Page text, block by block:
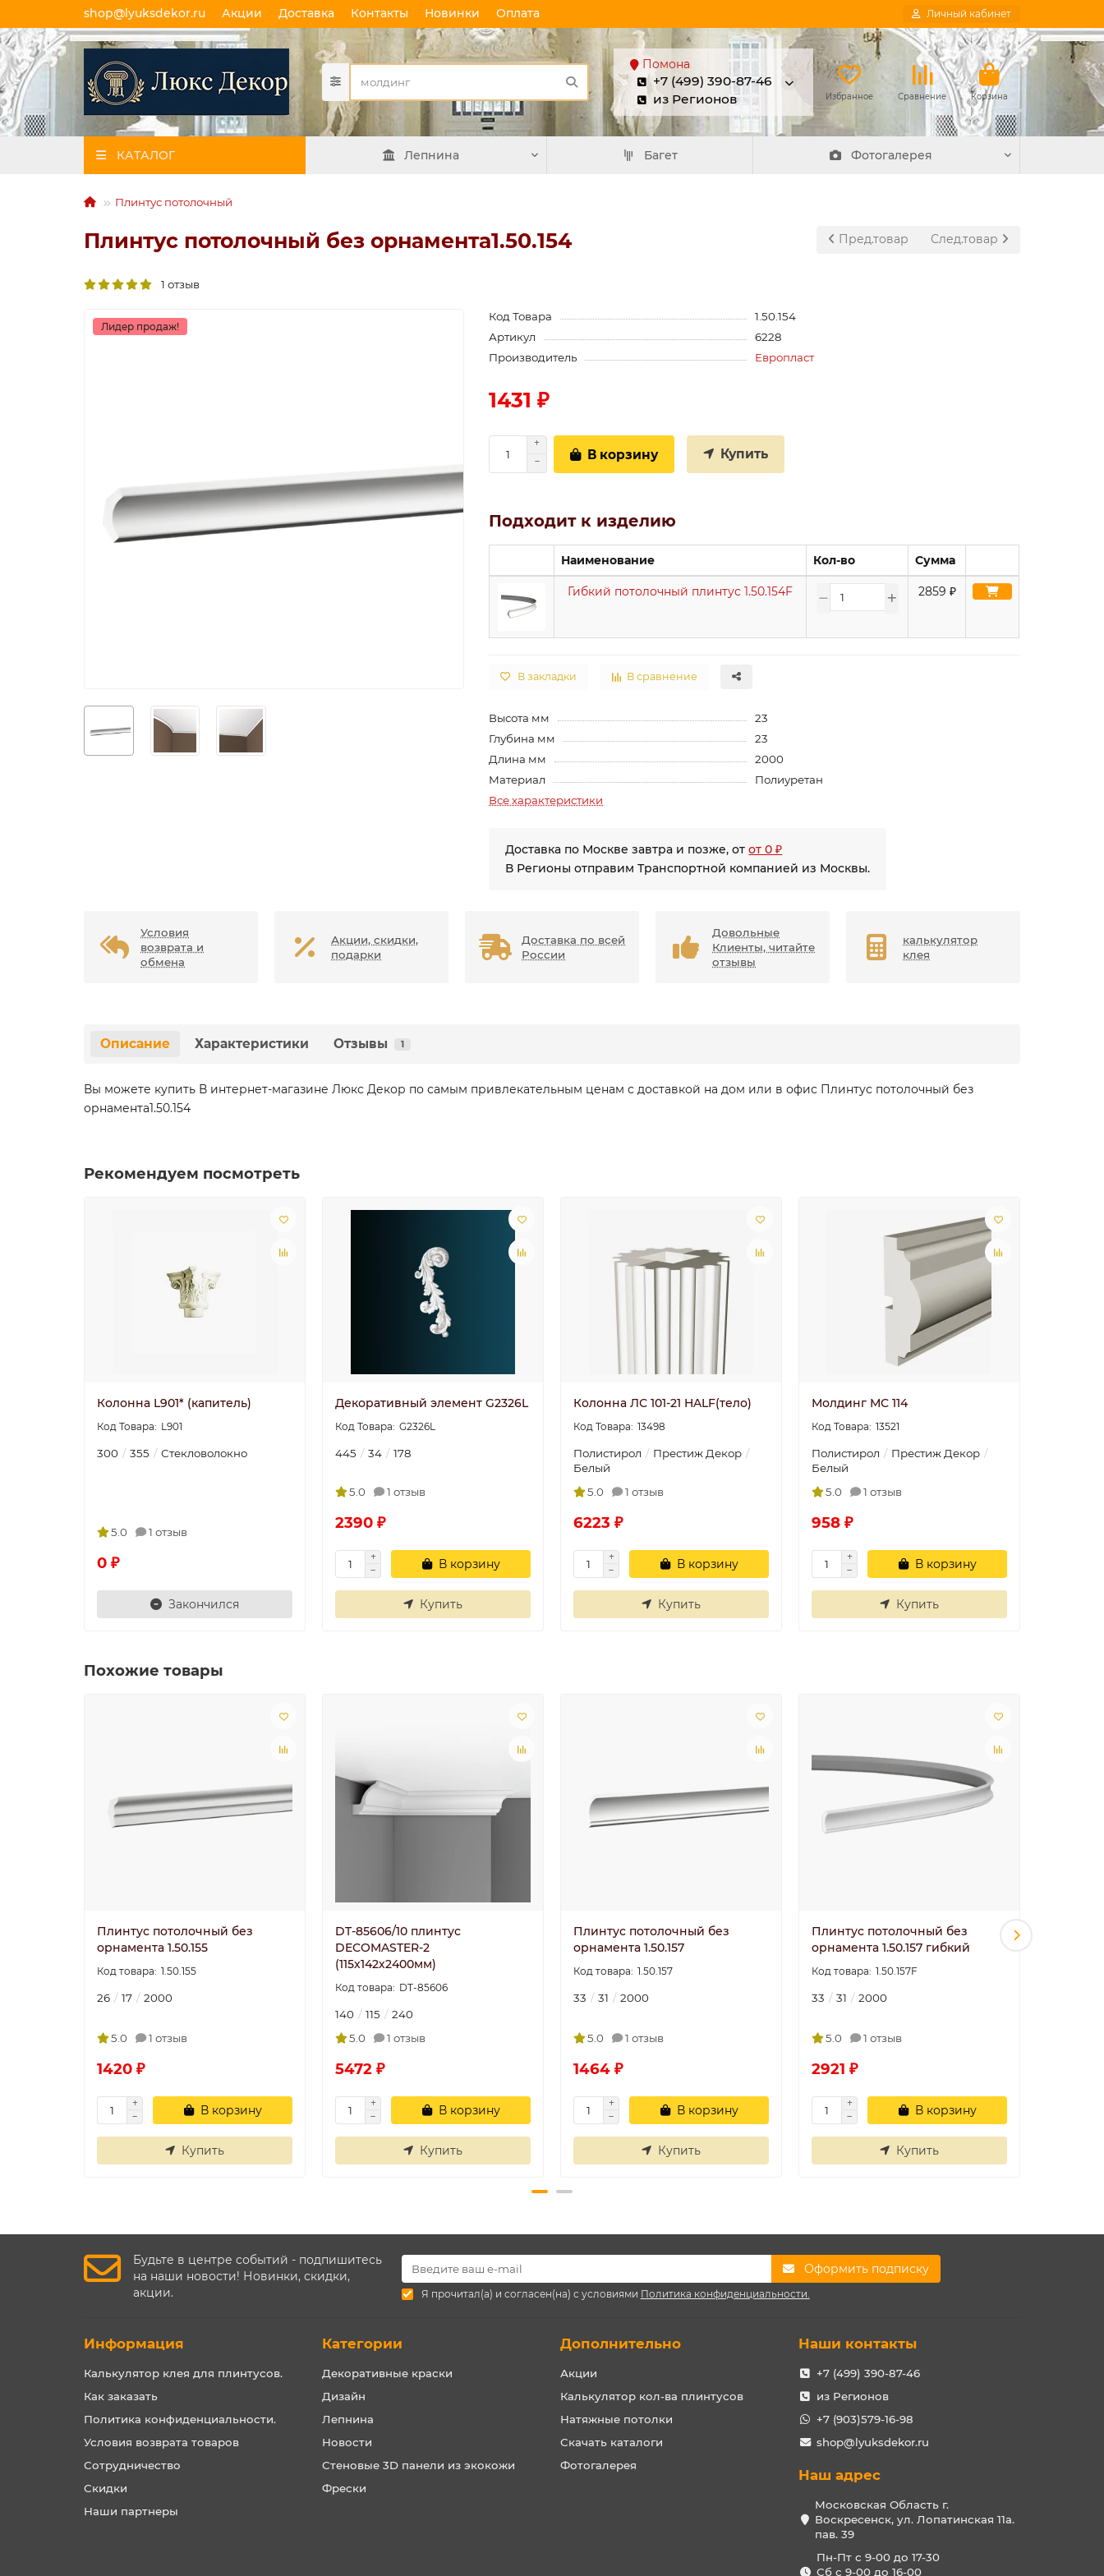
shop@lyuksdekor.ru Акции Доставка Контакты Новинки Оплата Личный кабинет
Помона
+7 (499) 390-87-46
из Регионов
Избранное Сравнение Корзина
КАТАЛОГ Лепнина Багет Фотогалерея
Плинтус потолочный
Пред.товар След.товар
Плинтус потолочный без орнамента1.50.154
1 отзыв
Лидер продаж!
Код Товара
1.50.154
Артикул
6228
Производитель
Европласт
1431 ₽
В корзину Купить
Подходит к изделию
Наименование Кол-во Сумма
Гибкий потолочный плинтус 1.50.154F 2859 ₽
В закладки В сравнение
Высота мм
23
Глубина мм
23
Длина мм
2000
Материал
Полиуретан
Все характеристики
Доставка по Москве завтра и позже, отот 0 ₽
В Регионы отправим Транспортной компанией из Москвы.
Условия
возврата и
обмена
Акции, скидки,
подарки
Доставка по всей
России
Довольные
Клиенты, читайте
отзывы
калькулятор
клея
Описание Характеристики Отзывы 1
Вы можете купить В интернет-магазине Люкс Декор по самым привлекательным ценам с доставкой на дом или в офис Плинтус потолочный без
орнамента1.50.154
Рекомендуем посмотреть
Колонна L901* (капитель)
L901
300 355 Стекловолокно
5.0 1 отзыв
0 ₽
Закончился
Декоративный элемент G2326L
G2326L
445 34 178
5.0 1 отзыв
2390 ₽
В корзину
Купить
Колонна ЛС 101-21 HALF(тело)
13498
Полистирол
Престиж Декор
Белый
5.0
1 отзыв
6223 ₽
В корзину
Купить
Молдинг МС 114
13521
Полистирол
Престиж Декор
Белый
5.0
1 отзыв
958 ₽
В корзину
Купить
Похожие товары
Плинтус потолочный без
орнамента 1.50.155
1.50.155
26 17 2000
5.0 1 отзыв
1420 ₽
В корзину
Купить
DT-85606/10 плинтус
DECOMASTER-2
(115х142х2400мм)
DT-85606
140 115
240
5.0
1 отзыв
5472 ₽
В корзину
Купить
Плинтус потолочный без
орнамента 1.50.157
1.50.157
33 31 2000
5.0 1 отзыв
1464 ₽
В корзину
Купить
Плинтус потолочный без
орнамента 1.50.157 гибкий
1.50.157F
33 31 2000
5.0 1 отзыв
2921 ₽
В корзину
Купить
Будьте в центре событий - подпишитесь
на наши новости! Новинки, скидки,
акции.
Оформить подписку
Я прочитал(а) и согласен(на) с условиями Политика конфиденциальности.
Информация
Калькулятор клея для плинтусов.
Как заказать
Политика конфиденциальности.
Условия возврата товаров
Сотрудничество
Скидки
Наши партнеры
Категории
Декоративные краски
Дизайн
Лепнина
Новости
Стеновые 3D панели из экокожи
Фрески
Дополнительно
Акции
Калькулятор кол-ва плинтусов
Натяжные потолки
Скачать каталоги
Фотогалерея
Наши контакты
+7 (499) 390-87-46
из Регионов
+7 (903)579-16-98
shop@lyuksdekor.ru
Наш адрес
Московская Область г.
Воскресенск, ул. Лопатинская 11а.
пав. 39
Пн-Пт с 9-00 до 17-30
Сб с 9-00 до 16-00